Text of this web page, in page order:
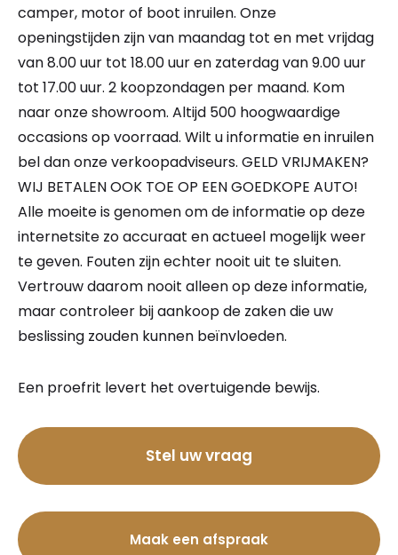
camper, motor of boot inruilen. Onze
openingstijden zijn van maandag tot en met vrijdag
van 8.00 uur tot 18.00 uur en zaterdag van 9.00 uur
tot 17.00 uur. 2 koopzondagen per maand. Kom
naar onze showroom. Altijd 500 hoogwaardige
occasions op voorraad. Wilt u informatie en inruilen
bel dan onze verkoopadviseurs. GELD VRIJMAKEN?
WIJ BETALEN OOK TOE OP EEN GOEDKOPE AUTO!
Alle moeite is genomen om de informatie op deze
internetsite zo accuraat en actueel mogelijk weer
te geven. Fouten zijn echter nooit uit te sluiten.
Vertrouw daarom nooit alleen op deze informatie,
maar controleer bij aankoop de zaken die uw
beslissing zouden kunnen beïnvloeden.
Een proefrit levert het overtuigende bewijs.
Stel uw vraag
Maak een afspraak